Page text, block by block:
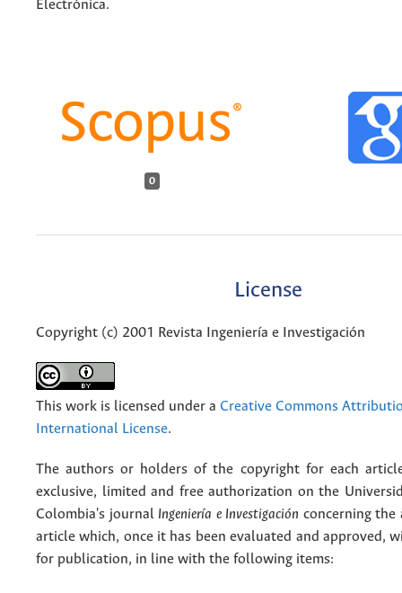
Electrónica.
0
License
Copyright (c) 2001 Revista Ingeniería e Investigación
This work is licensed under a Creative Commons
International License.
The authors or holders of the copyright for each
exclusive, limited and free authorization on the
Colombia's journal Ingeniería e Investigación concerning the
article which, once it has been evaluated and approved,
for publication, in line with the following items: